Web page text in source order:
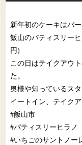
新年初のケーキはバ
飯山のパティスリー
円)
この日はテイクアウ
た。
奥様や知っているス
イートイン、テイク
#飯山市
#パティスリーヒラノ
#いちごのサントノー